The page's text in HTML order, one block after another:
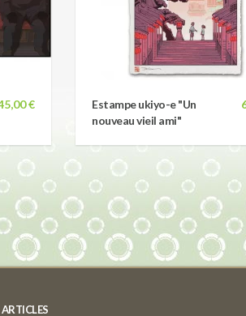
€
Estampe ukiyo-e "Un
nouveau vieil ami"